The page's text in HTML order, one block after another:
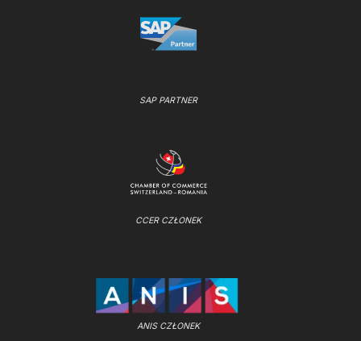
SAP PARTNER
CCER CZŁONEK
ANIS CZŁONEK